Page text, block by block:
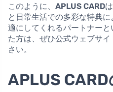
このように、 APLUS CARD
と日常生活での多彩な特典
適にしてくれるパートナー
た方は、ぜひ公式ウェブサ
さい。
APLUS CARD